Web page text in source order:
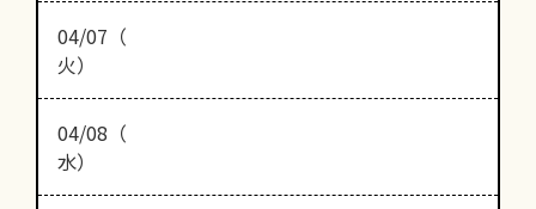
04/07（
火）
04/08（
水）